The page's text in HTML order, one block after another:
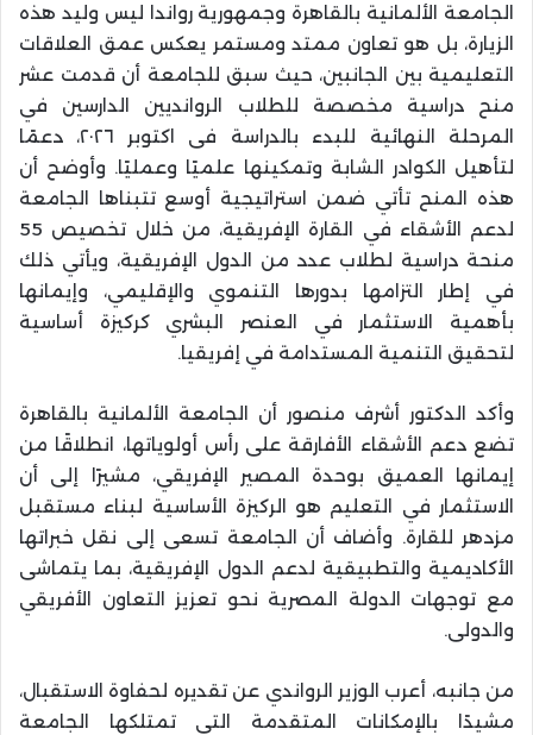
الجامعة الألمانية بالقاهرة وجمهورية رواندا ليس وليد هذه
الزيارة، بل هو تعاون ممتد ومستمر يعكس عمق العلاقات
التعليمية بين الجانبين، حيث سبق للجامعة أن قدمت عشر
منح دراسية مخصصة للطلاب الروانديين الدارسين في
المرحلة النهائية للبدء بالدراسة فى اكتوبر ٢٠٢٦، دعمًا
لتأهيل الكوادر الشابة وتمكينها علميًا وعمليًا. وأوضح أن
هذه المنح تأتي ضمن استراتيجية أوسع تتبناها الجامعة
لدعم الأشقاء في القارة الإفريقية، من خلال تخصيص 55
منحة دراسية لطلاب عدد من الدول الإفريقية، ويأتي ذلك
في إطار التزامها بدورها التنموي والإقليمي، وإيمانها
بأهمية الاستثمار في العنصر البشري كركيزة أساسية
لتحقيق التنمية المستدامة في إفريقيا.
وأكد الدكتور أشرف منصور أن الجامعة الألمانية بالقاهرة
تضع دعم الأشقاء الأفارقة على رأس أولوياتها، انطلاقًا من
إيمانها العميق بوحدة المصير الإفريقي، مشيرًا إلى أن
الاستثمار في التعليم هو الركيزة الأساسية لبناء مستقبل
مزدهر للقارة. وأضاف أن الجامعة تسعى إلى نقل خبراتها
الأكاديمية والتطبيقية لدعم الدول الإفريقية، بما يتماشى
مع توجهات الدولة المصرية نحو تعزيز التعاون الأفريقي
والدولى.
من جانبه، أعرب الوزير الرواندي عن تقديره لحفاوة الاستقبال،
مشيدًا بالإمكانات المتقدمة التي تمتلكها الجامعة